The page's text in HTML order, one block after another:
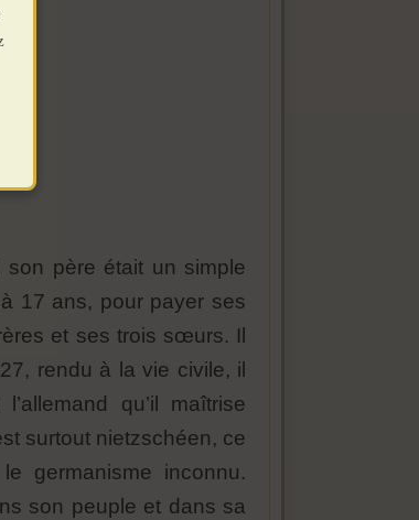
père était un simple
17 ans, pour payer ses
et ses trois sœurs. Il
rendu à la vie civile, il
qu’il maîtrise
surtout nietzschéen, ce
germanisme inconnu.
son peuple et dans sa